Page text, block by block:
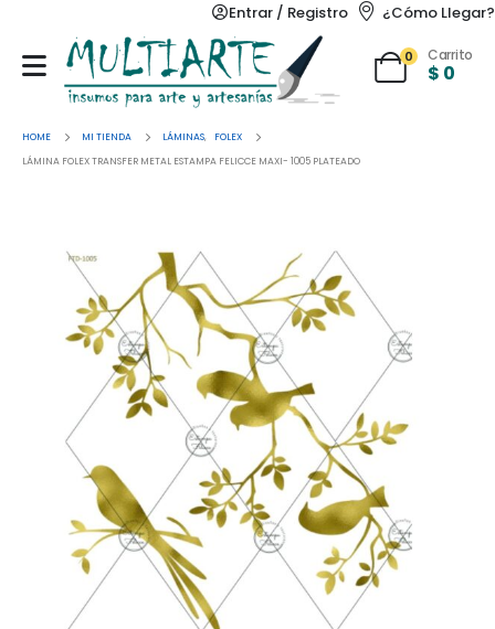
Entrar / Registro ¿Cómo Llegar?
0 Carrito
$ 0
HOME MI TIENDA LÁMINAS,
FOLEX
LÁMINA FOLEX TRANSFER METAL ESTAMPA FELICCE MAXI- 1005 PLATEADO